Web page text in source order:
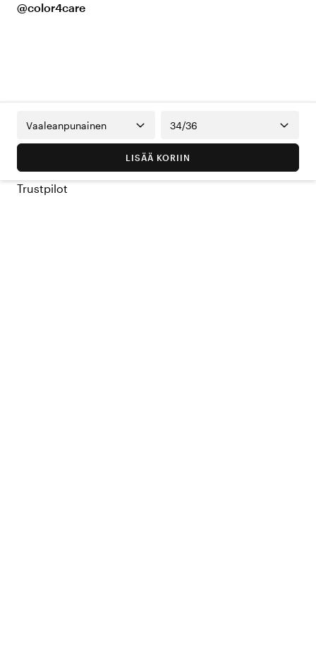
@color4care
Vaaleanpunainen 34/36
LISÄÄ KORIIN
Trustpilot